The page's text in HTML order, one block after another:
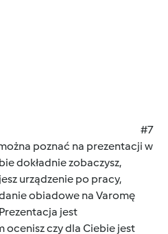
#7
poznać na prezentacji w
dokładnie zobaczysz,
urządzenie po pracy,
obiadowe na Varomę
jest
ocenisz czy dla Ciebie jest